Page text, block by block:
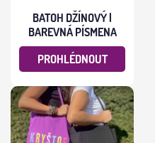
BATOH DŽÍNOVÝ |
BAREVNÁ PÍSMENA
PROHLÉDNOUT